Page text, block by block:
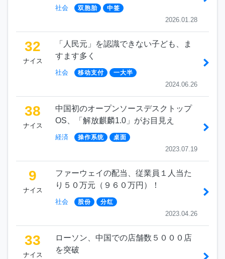
社会 双胞胎 中签
2026.01.28
32
ナイス
「人民元」を認識できない子ども、ま
すます多く
社会 移动支付 一大半
2024.06.26
38
ナイス
中国初のオープンソースデスクトップ
OS、「解放麒麟1.0」がお目見え
経済 操作系统 桌面
2023.07.19
9
ナイス
ファーウェイの配当、従業員１人当た
り５０万元（９６０万円）！
社会 股份 分红
2023.04.26
33
ナイス
ローソン、中国での店舗数５０００店
を突破